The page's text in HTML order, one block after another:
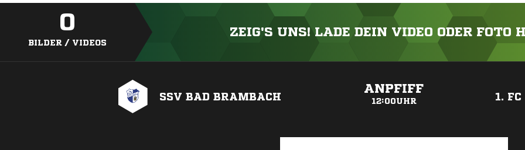
0
BILDER / VIDEOS
ZEIG'S UNS! LADE DEIN VIDEO ODER FOTO
SSV BAD BRAMBACH
ANPFIFF
12:00UHR 1.